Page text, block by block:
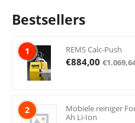
Bestsellers
1 REMS Calc-Push
€884,00 €
2
Mobiele reiniger
Ah Li-Ion